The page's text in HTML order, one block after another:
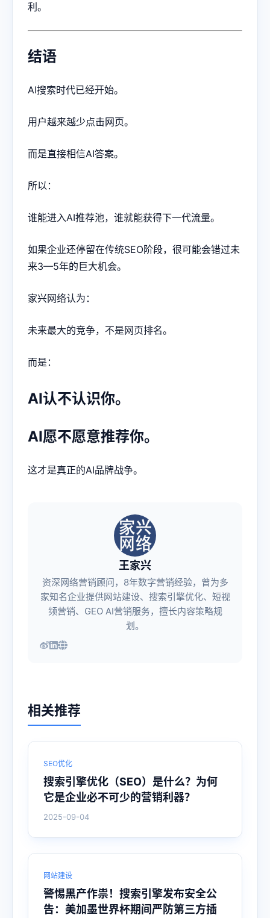
利。
结语
AI搜索时代已经开始。
用户越来越少点击网页。
而是直接相信AI答案。
所以：
谁能进入AI推荐池，谁就能获得下一代流量。
如果企业还停留在传统SEO阶段，很可能会错过未
来3—5年的巨大机会。
家兴网络认为：
未来最大的竞争，不是网页排名。
而是：
AI认不认识你。
AI愿不愿意推荐你。
这才是真正的AI品牌战争。
王家兴
资深网络营销顾问，8年数字营销经验，曾为多
家知名企业提供网站建设、搜索引擎优化、短视
频营销、GEO AI营销服务，擅长内容策略规
划。
相关推荐
SEO优化
搜索引擎优化（SEO）是什么？为何
它是企业必不可少的营销利器？
2025-09-04
网站建设
警惕黑产作祟！搜索引擎发布安全公
告：美加墨世界杯期间严防第三方插